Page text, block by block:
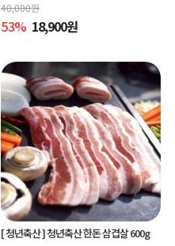
40,000원
53% 18,900원
[ 청년축산 ]청년축산 한돈 삼겹살 600g